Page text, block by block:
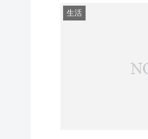
生活